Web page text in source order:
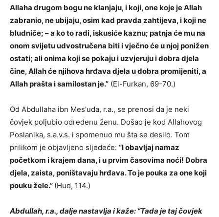
Allaha drugom bogu ne klanjaju, i koji, one koje je Allah
zabranio, ne ubijaju, osim kad pravda zahtijeva, i koji ne
bludniče; – a ko to radi, iskusiće kaznu; patnja će mu na
onom svijetu udvostručena biti i vječno će u njoj ponižen
ostati; ali onima koji se pokaju i uzvjeruju i dobra djela
čine, Allah će njihova hrđava djela u dobra promijeniti, a
Allah prašta i samilostan je.” (El-Furkan, 69-70.)
Od Abdullaha ibn Mes'uda, r.a., se prenosi da je neki
čovjek poljubio određenu ženu. Došao je kod Allahovog
Poslanika, s.a.v.s. i spomenuo mu šta se desilo. Tom
prilikom je objavljeno sljedeće: “I obavljaj namaz
početkom i krajem dana, i u prvim časovima noći! Dobra
djela, zaista, poništavaju hrđava. To je pouka za one koji
pouku žele.” (Hud, 114.)
Abdullah, r.a., dalje nastavlja i kaže: “Tada je taj čovjek